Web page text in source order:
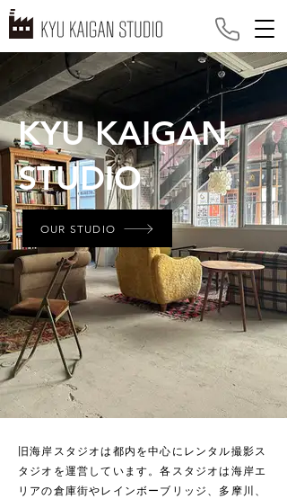
KYU KAIGAN
STUDIO
OUR STUDIO
旧海岸スタジオは都内を中心にレンタル撮影ス
タジオを運営しています。各スタジオは海岸エ
リアの倉庫街やレインボーブリッジ、多摩川、